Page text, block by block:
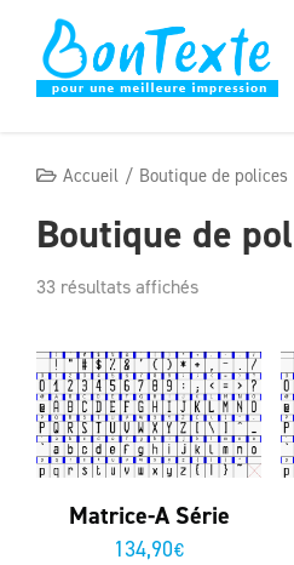
content
Accueil Boutique de polices
Boutique de
33 résultats affichés
Matrice-A Série
134,90€